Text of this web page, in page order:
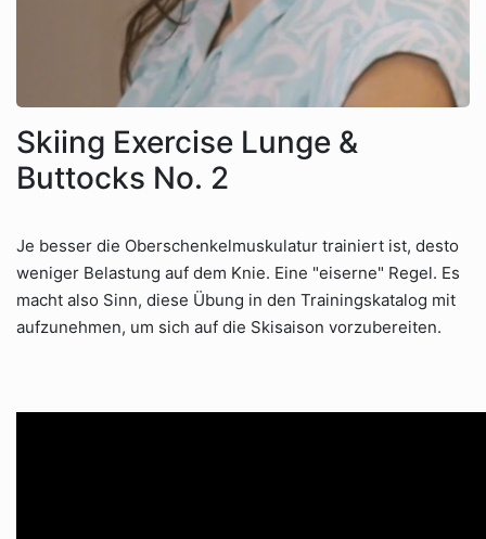
Skiing Exercise Lunge &
Buttocks No. 2
Je besser die Oberschenkelmuskulatur trainiert ist, desto
weniger Belastung auf dem Knie. Eine "eiserne" Regel. Es
macht also Sinn, diese Übung in den Trainingskatalog mit
aufzunehmen, um sich auf die Skisaison vorzubereiten.